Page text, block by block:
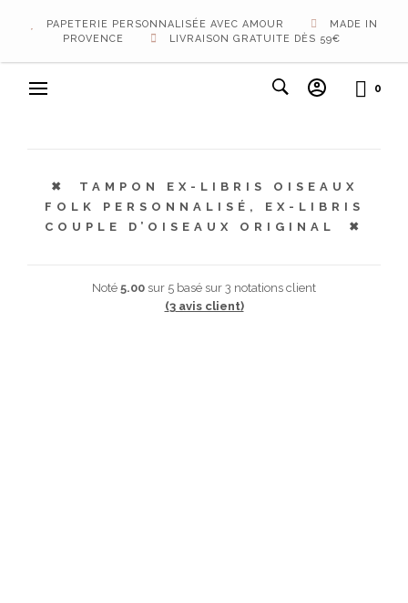
PAPETERIE PERSONNALISÉE AVEC AMOUR
MADE IN
PROVENCE
LIVRAISON GRATUITE DÈS 59€
0
TAMPON EX-LIBRIS OISEAUX
FOLK PERSONNALISÉ, EX-LIBRIS
COUPLE D’OISEAUX ORIGINAL
Noté 5.00 sur 5 basé sur 3 notations client
(3avis client)